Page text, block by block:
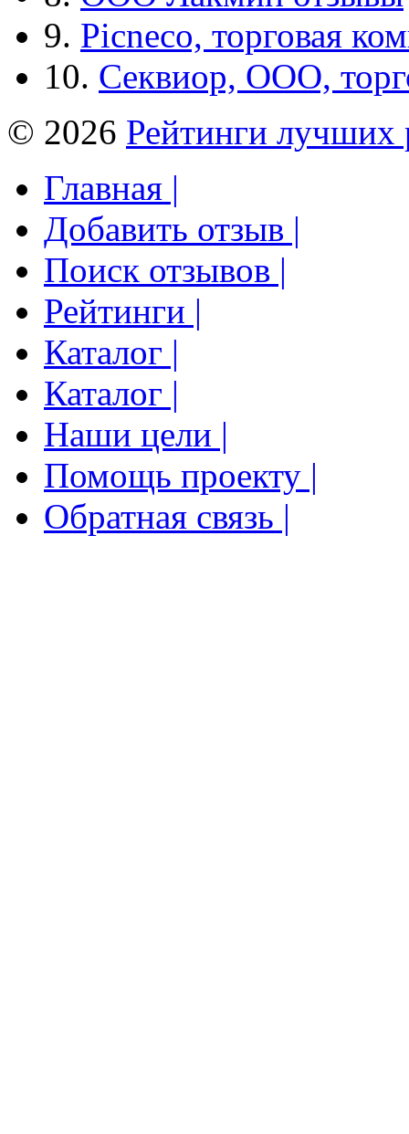
9. Picneco, торговая
10. Секвиор, ООО,
© 2026 Рейтинги лучших
Главная |
Добавить отзыв |
Поиск отзывов |
Рейтинги |
Каталог |
Каталог |
Наши цели |
Помощь проекту |
Обратная связь |